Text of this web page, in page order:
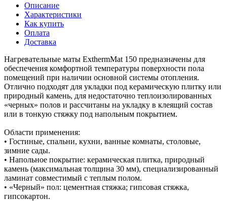
Описание
Характеристики
Как купить
Оплата
Доставка
Нагревательные маты ExthermMat 150 предназначены для
обеспечения комфортной температуры поверхности пола
помещений при наличии основной системы отопления.
Отлично подходят для укладки под керамическую плитку или
природный камень, для недостаточно теплоизолированных
«черных» полов и рассчитаны на укладку в клеящий состав
или в тонкую стяжку под напольным покрытием.
Области применения:
• Гостиные, спальни, кухни, ванные комнаты, столовые,
зимние сады.
• Напольное покрытие: керамическая плитка, природный
камень (максимальная толщина 30 мм), специализированный
ламинат совместимый с теплым полом.
• «Черный» пол: цементная стяжка; гипсовая стяжка,
гипсокартон.